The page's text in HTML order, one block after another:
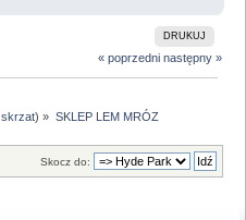
DRUKUJ
« poprzedni następny »
,skrzat) » SKLEP LEM MRÓZ
Skocz do: